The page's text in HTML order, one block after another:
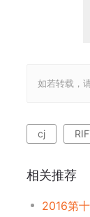
如若转载，
cj
相关推荐
2016第